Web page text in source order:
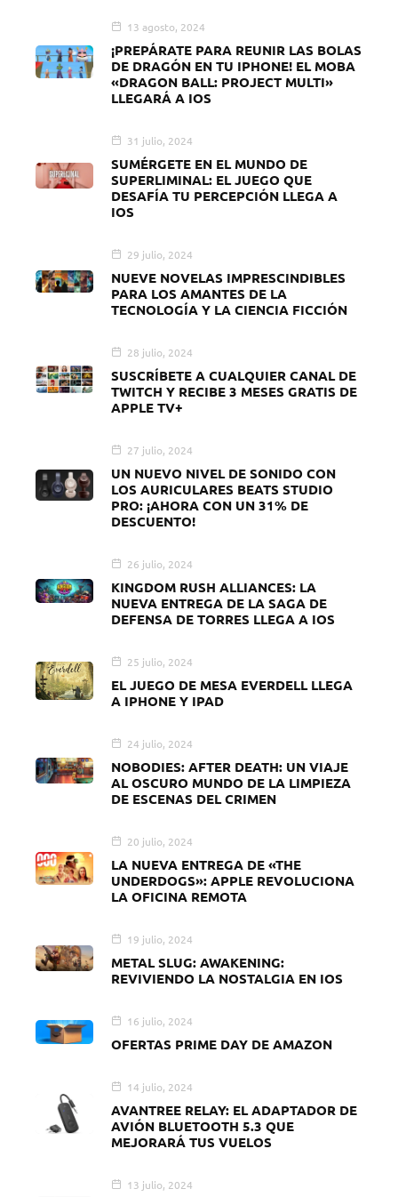
13 agosto, 2024
¡PREPÁRATE PARA REUNIR LAS BOLAS
DE DRAGÓN EN TU IPHONE! EL MOBA
«DRAGON BALL: PROJECT MULTI»
LLEGARÁ A IOS
31 julio, 2024
SUMÉRGETE EN EL MUNDO DE
SUPERLIMINAL: EL JUEGO QUE
DESAFÍA TU PERCEPCIÓN LLEGA A
IOS
29 julio, 2024
NUEVE NOVELAS IMPRESCINDIBLES
PARA LOS AMANTES DE LA
TECNOLOGÍA Y LA CIENCIA FICCIÓN
28 julio, 2024
SUSCRÍBETE A CUALQUIER CANAL DE
TWITCH Y RECIBE 3 MESES GRATIS DE
APPLE TV+
27 julio, 2024
UN NUEVO NIVEL DE SONIDO CON
LOS AURICULARES BEATS STUDIO
PRO: ¡AHORA CON UN 31% DE
DESCUENTO!
26 julio, 2024
KINGDOM RUSH ALLIANCES: LA
NUEVA ENTREGA DE LA SAGA DE
DEFENSA DE TORRES LLEGA A IOS
25 julio, 2024
EL JUEGO DE MESA EVERDELL LLEGA
A IPHONE Y IPAD
24 julio, 2024
NOBODIES: AFTER DEATH: UN VIAJE
AL OSCURO MUNDO DE LA LIMPIEZA
DE ESCENAS DEL CRIMEN
20 julio, 2024
LA NUEVA ENTREGA DE «THE
UNDERDOGS»: APPLE REVOLUCIONA
LA OFICINA REMOTA
19 julio, 2024
METAL SLUG: AWAKENING:
REVIVIENDO LA NOSTALGIA EN IOS
16 julio, 2024
OFERTAS PRIME DAY DE AMAZON
14 julio, 2024
AVANTREE RELAY: EL ADAPTADOR DE
AVIÓN BLUETOOTH 5.3 QUE
MEJORARÁ TUS VUELOS
13 julio, 2024